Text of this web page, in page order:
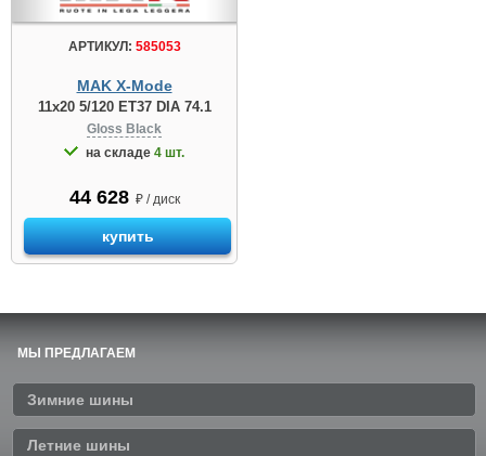
АРТИКУЛ: 585053
MAK X-Mode
11x20 5/120 ET37 DIA 74.1
Gloss Black
на складе 4 шт.
44 628 ₽ / диск
купить
МЫ ПРЕДЛАГАЕМ
Зимние шины
Летние шины